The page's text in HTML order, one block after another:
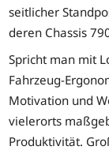
seitlicher
deren Chassis
Spricht man mit
Fahrzeug-
Motivation und
vielerorts
Produktivität.